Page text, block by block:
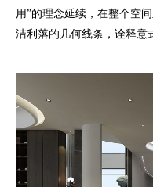
用”的理念延续，在整个空
洁利落的几何线条，诠释意